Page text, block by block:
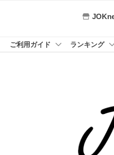
ご利用ガイド ランキング